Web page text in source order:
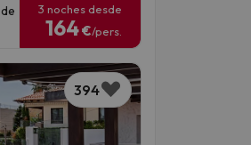
3 noches desde
164€/pers.
394